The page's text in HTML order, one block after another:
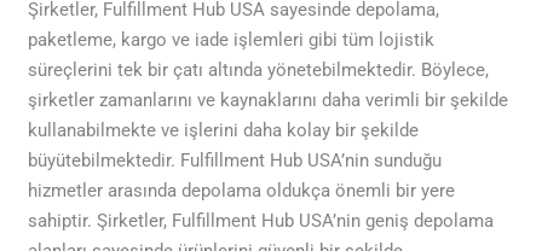
Şirketler, Fulfillment Hub USA sayesinde depolama,
paketleme, kargo ve iade işlemleri gibi tüm lojistik
süreçlerini tek bir çatı altında yönetebilmektedir. Böylece,
şirketler zamanlarını ve kaynaklarını daha verimli bir şekilde
kullanabilmekte ve işlerini daha kolay bir şekilde
büyütebilmektedir. Fulfillment Hub USA’nin sunduğu
hizmetler arasında depolama oldukça önemli bir yere
sahiptir. Şirketler, Fulfillment Hub USA’nin geniş depolama